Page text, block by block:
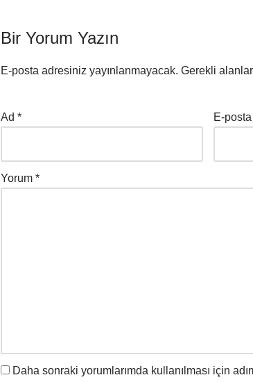
Bir Yorum Yazın
E-posta adresiniz yayınlanmayacak. Gerekli alanlar
Ad * E-posta
Yorum *
Daha sonraki yorumlarımda kullanılması için